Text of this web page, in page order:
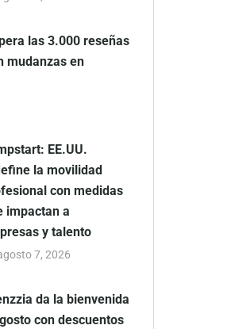
las 3.000 reseñas
mudanzas en
EE.UU.
la movilidad
con medidas
impactan a
y talento
7, 2026
da la bienvenida
con descuentos